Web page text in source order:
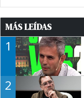
MÁS LEÍDAS
1
2